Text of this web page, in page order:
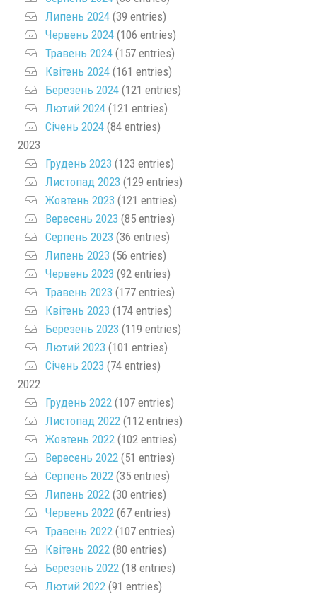
Липень 2024 (39 entries)
Червень 2024 (106 entries)
Травень 2024 (157 entries)
Квітень 2024 (161 entries)
Березень 2024 (121 entries)
Лютий 2024 (121 entries)
Січень 2024 (84 entries)
2023
Грудень 2023 (123 entries)
Листопад 2023 (129 entries)
Жовтень 2023 (121 entries)
Вересень 2023 (85 entries)
Серпень 2023 (36 entries)
Липень 2023 (56 entries)
Червень 2023 (92 entries)
Травень 2023 (177 entries)
Квітень 2023 (174 entries)
Березень 2023 (119 entries)
Лютий 2023 (101 entries)
Січень 2023 (74 entries)
2022
Грудень 2022 (107 entries)
Листопад 2022 (112 entries)
Жовтень 2022 (102 entries)
Вересень 2022 (51 entries)
Серпень 2022 (35 entries)
Липень 2022 (30 entries)
Червень 2022 (67 entries)
Травень 2022 (107 entries)
Квітень 2022 (80 entries)
Березень 2022 (18 entries)
Лютий 2022 (91 entries)